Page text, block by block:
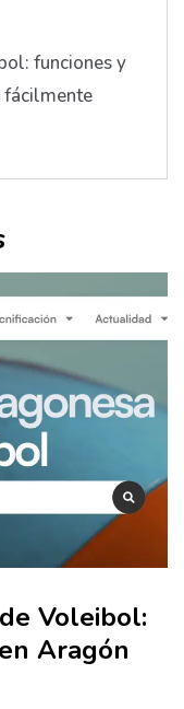
funciones y
fácilmente
Voleibol:
Aragón